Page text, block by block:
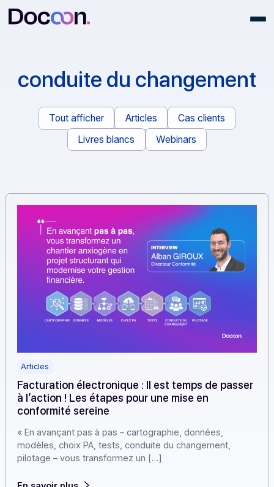
conduite du
Tout afficher Articles
Cas clients
Livres blancs
Webinars
Articles
Facturation électronique : Il est temps de
à l’action ! Les étapes pour une mise en
conformité sereine
« En avançant pas à pas – cartographie, données,